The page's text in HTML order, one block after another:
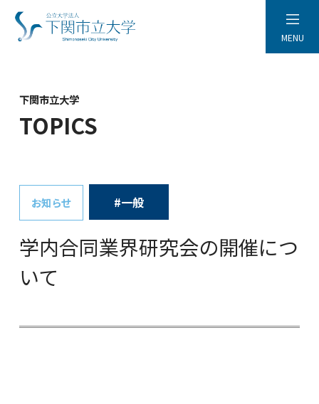
MENU
下関市立大学
TOPICS
お知らせ #一般
学内合同業界研究会の開催につ
いて